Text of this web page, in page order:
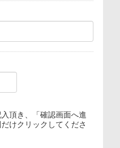
頂き、「確認画面へ進
けクリックしてくださ